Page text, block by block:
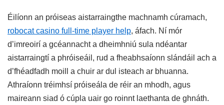
Éilíonn an próiseas aistarraingthe machnamh cúramach,
robocat casino full-time player help, áfach. Ní mór
d’imreoirí a gcéannacht a dheimhniú sula ndéantar
aistarraingtí a phróiseáil, rud a fheabhsaíonn slándáil ach a
d’fhéadfadh moill a chuir ar dul isteach ar bhuanna.
Athraíonn tréimhsí próiseála de réir an mhodh, agus
maireann siad ó cúpla uair go roinnt laethanta de ghnáth.